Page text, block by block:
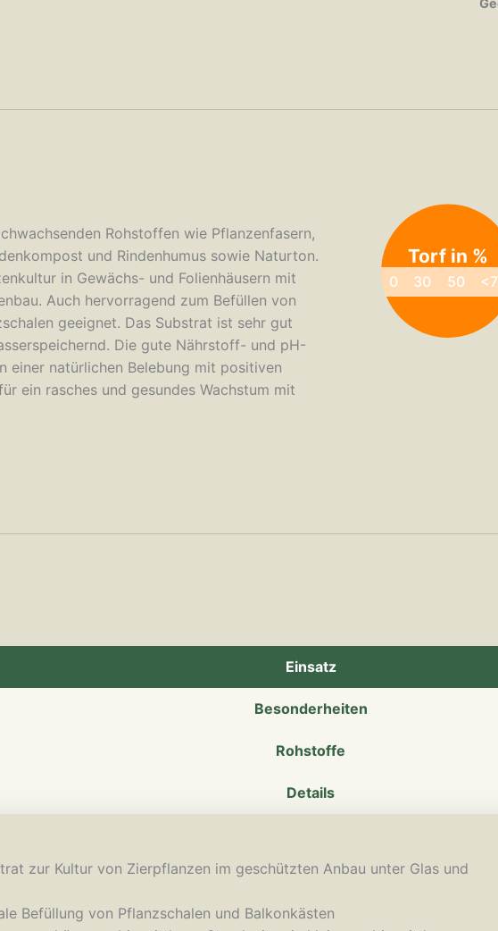
Rohstoffen wie Pflanzenfasern,
und Rindenhumus sowie Naturton.
in Gewächs- und Folienhäusern mit
Auch hervorragend zum Befüllen von
geeignet. Das Substrat ist sehr gut
Die gute Nährstoff- und pH-
einer natürlichen Belebung mit positiven
ein rasches und gesundes Wachstum mit
Torf in %
0 30 50
Einsatz
Besonderheiten
Rohstoffe
Details
zur Kultur von Zierpflanzen im geschützten Anbau unter Glas und
Befüllung von Pflanzschalen und Balkonkästen